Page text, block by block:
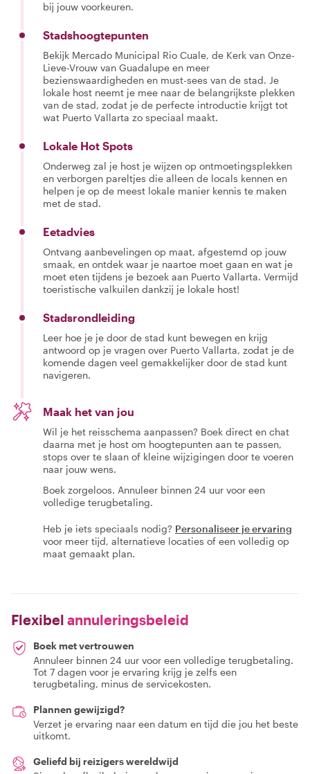
bij jouw voorkeuren.
Stadshoogtepunten
Bekijk Mercado Municipal Rio Cuale, de Kerk van Onze-
Lieve-Vrouw van Guadalupe en meer
bezienswaardigheden en must-sees van de stad. Je
lokale host neemt je mee naar de belangrijkste plekken
van de stad, zodat je de perfecte introductie krijgt tot
wat Puerto Vallarta zo speciaal maakt.
Lokale Hot Spots
Onderweg zal je host je wijzen op ontmoetingsplekken
en verborgen pareltjes die alleen de locals kennen en
helpen je op de meest lokale manier kennis te maken
met de stad.
Eetadvies
Ontvang aanbevelingen op maat, afgestemd op jouw
smaak, en ontdek waar je naartoe moet gaan en wat je
moet eten tijdens je bezoek aan Puerto Vallarta. Vermijd
toeristische valkuilen dankzij je lokale host!
Stadsrondleiding
Leer hoe je je door de stad kunt bewegen en krijg
antwoord op je vragen over Puerto Vallarta, zodat je de
komende dagen veel gemakkelijker door de stad kunt
navigeren.
Maak het van jou
Wil je het reisschema aanpassen? Boek direct en chat
daarna met je host om hoogtepunten aan te passen,
stops over te slaan of kleine wijzigingen door te voeren
naar jouw wens.
Boek zorgeloos. Annuleer binnen 24 uur voor een
volledige terugbetaling.
Heb je iets speciaals nodig? Personaliseer je ervaring
voor meer tijd, alternatieve locaties of een volledig op
maat gemaakt plan.
Flexibel annuleringsbeleid
Boek met vertrouwen
Annuleer binnen 24 uur voor een volledige terugbetaling.
Tot 7 dagen voor je ervaring krijg je zelfs een
terugbetaling, minus de servicekosten.
Plannen gewijzigd?
Verzet je ervaring naar een datum en tijd die jou het beste
uitkomt.
Geliefd bij reizigers wereldwijd